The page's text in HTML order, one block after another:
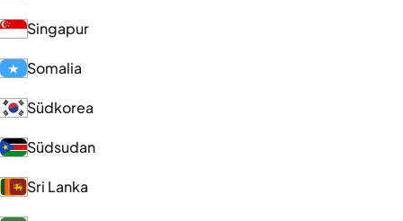
Singapur
Somalia
Südkorea
Südsudan
Sri Lanka